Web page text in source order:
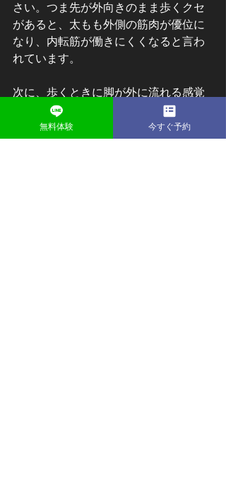
さい。つま先が外向きのまま歩くクセ
があると、太もも外側の筋肉が優位に
なり、内転筋が働きにくくなると言わ
れています。
次に、歩くときに脚が外に流れる感覚
がないかも確認してみましょう。足を
前に出したとき、膝が外に逃げるよう
無料体験 今すぐ予約